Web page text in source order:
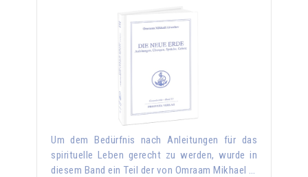
Um dem Bedürfnis nach Anleitungen für das
spirituelle Leben gerecht zu werden, wurde in
diesem Band ein Teil der von Omraam Mikhael …